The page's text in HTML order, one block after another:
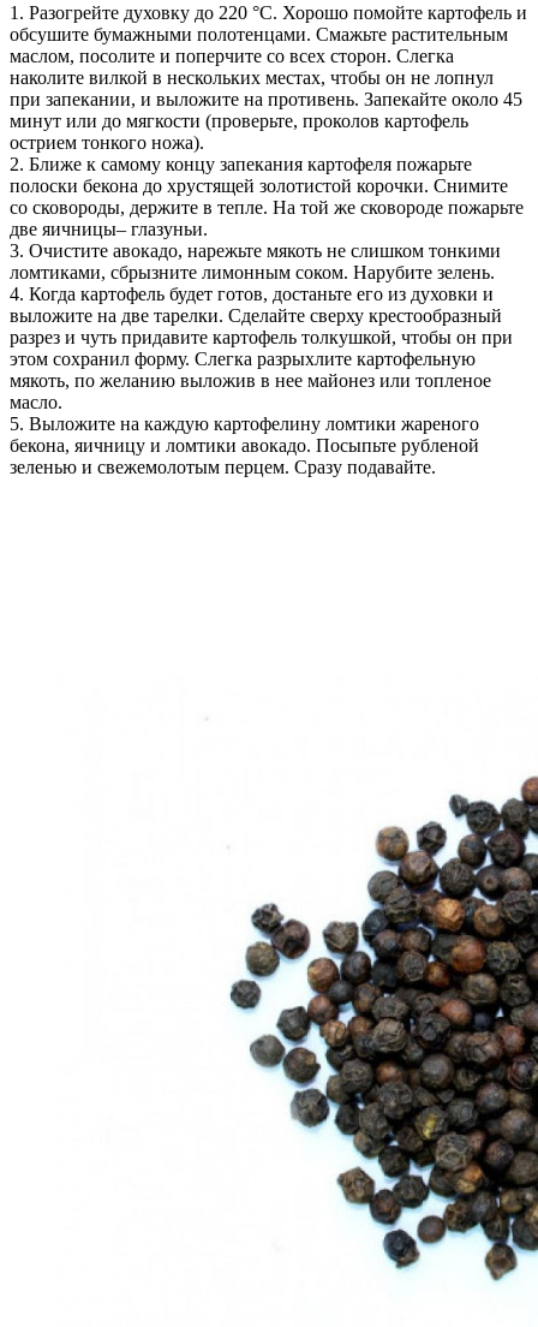
1. Разогрейте духовку до 220 °С. Хорошо помойте картофель и
обсушите бумажными полотенцами. Смажьте растительным
маслом, посолите и поперчите со всех сторон. Слегка
наколите вилкой в нескольких местах, чтобы он не лопнул
при запекании, и выложите на противень. Запекайте около 45
минут или до мягкости (проверьте, проколов картофель
острием тонкого ножа).
2. Ближе к самому концу запекания картофеля пожарьте
полоски бекона до хрустящей золотистой корочки. Снимите
со сковороды, держите в тепле. На той же сковороде пожарьте
две яичницы– глазуньи.
3. Очистите авокадо, нарежьте мякоть не слишком тонкими
ломтиками, сбрызните лимонным соком. Нарубите зелень.
4. Когда картофель будет готов, достаньте его из духовки и
выложите на две тарелки. Сделайте сверху крестообразный
разрез и чуть придавите картофель толкушкой, чтобы он при
этом сохранил форму. Слегка разрыхлите картофельную
мякоть, по желанию выложив в нее майонез или топленое
масло.
5. Выложите на каждую картофелину ломтики жареного
бекона, яичницу и ломтики авокадо. Посыпьте рубленой
зеленью и свежемолотым перцем. Сразу подавайте.